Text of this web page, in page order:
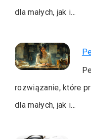
dla małych, jak i…
rozwiązanie, które
dla małych, jak i…